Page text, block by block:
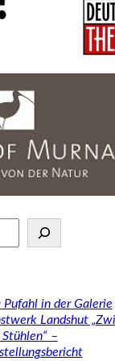
Pufahl in der Galerie
Landshut
–